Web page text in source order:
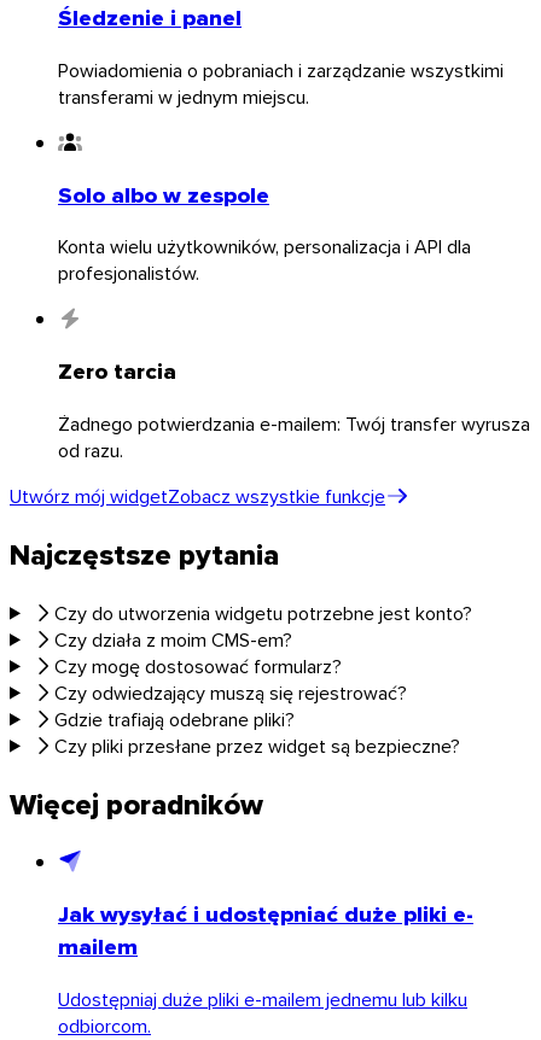
iOS
Android
Śledzenie i panel
Powiadomienia o pobraniach i zarządzanie wszystkimi
transferami w jednym miejscu.
Solo albo w zespole
Konta wielu użytkowników, personalizacja i API dla
profesjonalistów.
Zero tarcia
Żadnego potwierdzania e-mailem: Twój transfer wyrusza
od razu.
Utwórz mój widgetZobacz wszystkie funkcje
Najczęstsze pytania
Czy do utworzenia widgetu potrzebne jest konto?
Czy działa z moim CMS-em?
Czy mogę dostosować formularz?
Czy odwiedzający muszą się rejestrować?
Gdzie trafiają odebrane pliki?
Czy pliki przesłane przez widget są bezpieczne?
Więcej poradników
Jak wysyłać i udostępniać duże pliki e-
mailem
Udostępniaj duże pliki e-mailem jednemu lub kilku
odbiorcom.